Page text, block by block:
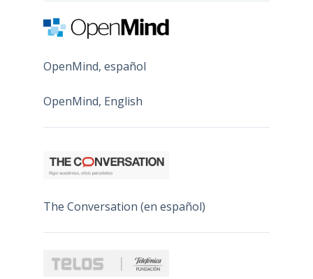
OpenMind, español
OpenMind, English
The Conversation (en español)